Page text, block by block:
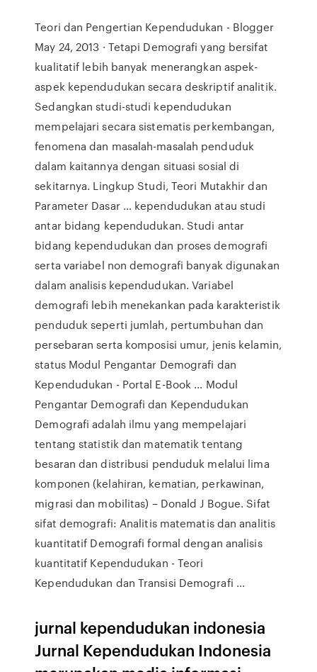
Teori dan Pengertian Kependudukan - Blogger
May 24, 2013 · Tetapi Demografi yang bersifat
kualitatif lebih banyak menerangkan aspek-
aspek kependudukan secara deskriptif analitik.
Sedangkan studi-studi kependudukan
mempelajari secara sistematis perkembangan,
fenomena dan masalah-masalah penduduk
dalam kaitannya dengan situasi sosial di
sekitarnya. Lingkup Studi, Teori Mutakhir dan
Parameter Dasar … kependudukan atau studi
antar bidang kependudukan. Studi antar
bidang kependudukan dan proses demografi
serta variabel non demografi banyak digunakan
dalam analisis kependudukan. Variabel
demografi lebih menekankan pada karakteristik
penduduk seperti jumlah, pertumbuhan dan
persebaran serta komposisi umur, jenis kelamin,
status Modul Pengantar Demografi dan
Kependudukan - Portal E-Book ... Modul
Pengantar Demografi dan Kependudukan
Demografi adalah ilmu yang mempelajari
tentang statistik dan matematik tentang
besaran dan distribusi penduduk melalui lima
komponen (kelahiran, kematian, perkawinan,
migrasi dan mobilitas) – Donald J Bogue. Sifat
sifat demografi: Analitis matematis dan analitis
kuantitatif Demografi formal dengan analisis
kuantitatif Kependudukan - Teori
Kependudukan dan Transisi Demografi ...
jurnal kependudukan indonesia
Jurnal Kependudukan Indonesia